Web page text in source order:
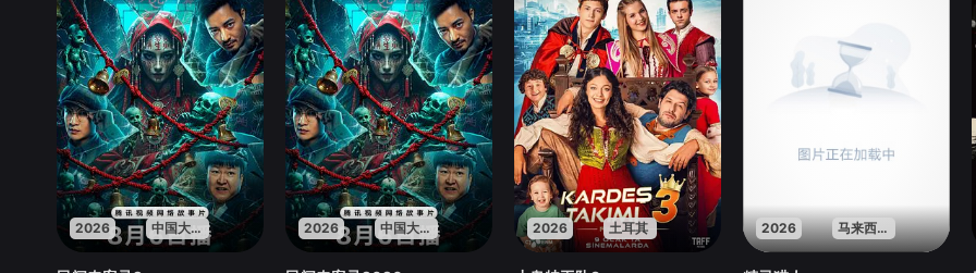
2026 中国大陆 2026 中国大陆 2026 土耳其 2026 马来西亚